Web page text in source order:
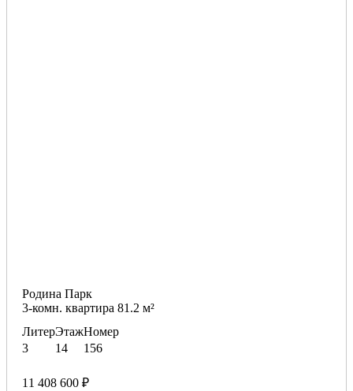
Родина Парк
3-комн. квартира 81.2 м²
Литер
3
Этаж
14
Номер
156
11 408 600 ₽